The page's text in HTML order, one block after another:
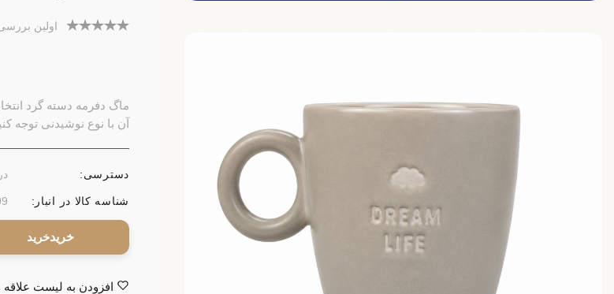
اولین
ماگ دفرمه دسته گرد
آن با نوع نوشیدنی توجه
دسترسی:
شناسه کالا در انبار:
خرید
افزودن به لیست علاقه